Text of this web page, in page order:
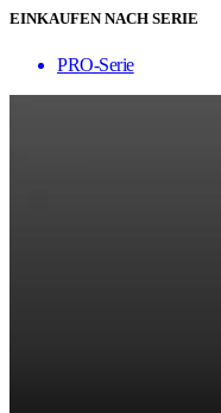
EINKAUFEN NACH SERIE
PRO-Serie